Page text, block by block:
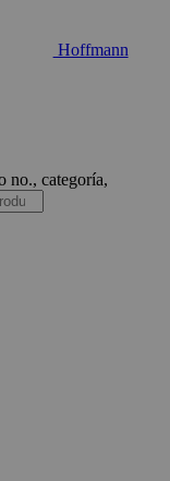
Hoffmann
no., categoría,